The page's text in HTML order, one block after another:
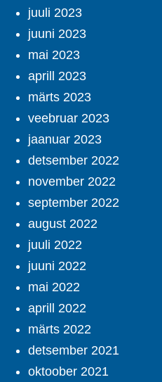
juuli 2023
juuni 2023
mai 2023
aprill 2023
märts 2023
veebruar 2023
jaanuar 2023
detsember 2022
november 2022
september 2022
august 2022
juuli 2022
juuni 2022
mai 2022
aprill 2022
märts 2022
detsember 2021
oktoober 2021